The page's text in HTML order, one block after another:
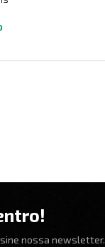
nossa newsletter.